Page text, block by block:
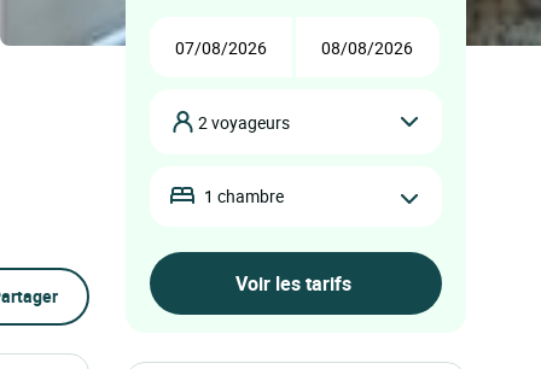
2 voyageurs
1 chambre